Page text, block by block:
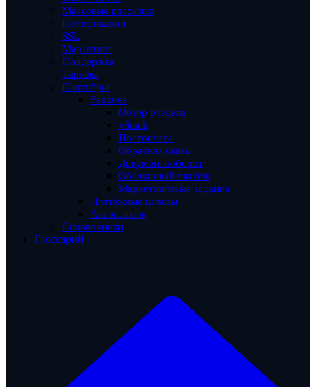
Массовые рассылки
Нотификации
SSL
Маркетинг
Поддержка
Тарифы
Партнёры
Features
Обзор раздела
vStack
Постоплата
Обратная связь
Документооборот
Обещанный платёж
Маркетинговые задания
Платёжные шлюзы
Автоплатёж
Справочники
Глоссарий